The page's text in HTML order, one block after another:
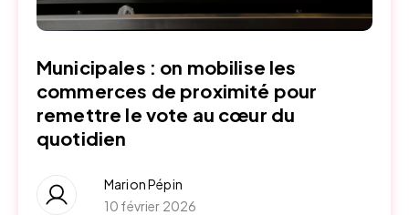
Municipales : on mobilise les
commerces de proximité pour
remettre le vote au cœur du
quotidien
Marion Pépin
10 février 2026